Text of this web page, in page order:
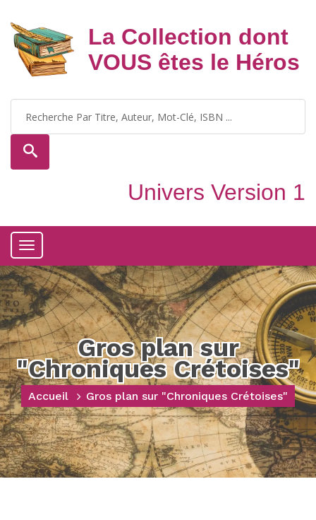
La Collection dont
VOUS êtes le Héros
Univers Version 1
Toggle
navigation
Gros plan sur
"Chroniques Crétoises"
Accueil Gros plan sur "Chroniques Crétoises"